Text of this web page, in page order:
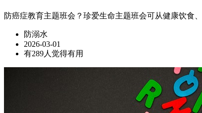
防癌症教育主题班会？珍爱生命主题班会可从健康饮食
防溺水
2026-03-01
有289人觉得有用